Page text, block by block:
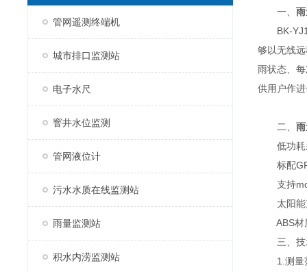
管网遥测终端机
城市排口监测站
电子水尺
窨井水位监测
管网液位计
污水水质在线监测站
雨量监测站
积水内涝监测站
一、
BK-
够以无线
雨状态、
供用户作
二、
低功耗
标配
支持
太阳能
ABS材质
三、技
1.测量范